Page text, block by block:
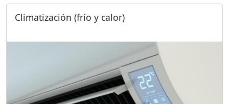
Climatización (frío y calor)